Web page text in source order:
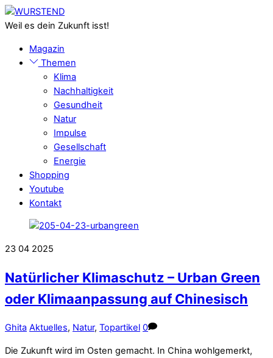
Skip
to
Menu
Weil es dein Zukunft isst!
Magazin
Themen
Klima
Nachhaltigkeit
Gesundheit
Natur
Impulse
Gesellschaft
Energie
Shopping
Youtube
Kontakt
23 04 2025
Natürlicher Klimaschutz – Urban Green
oder Klimaanpassung auf Chinesisch
Ghita Aktuelles, Natur, Topartikel 0
Die Zukunft wird im Osten gemacht. In China wohlgemerkt,